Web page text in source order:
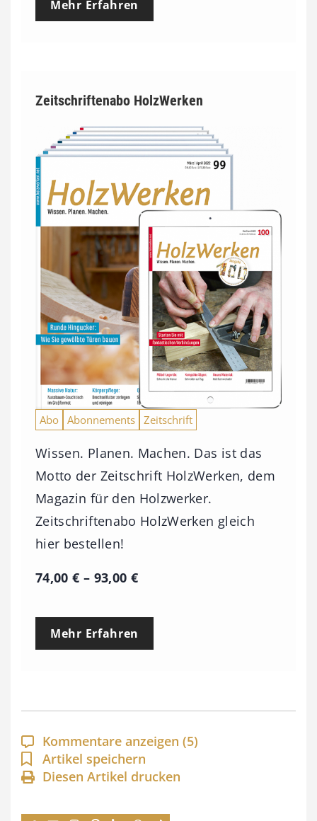
Mehr Erfahren
Zeitschriftenabo HolzWerken
Abo Abonnements Zeitschrift
Wissen. Planen. Machen. Das ist das
Motto der Zeitschrift HolzWerken, dem
Magazin für den Holzwerker.
Zeitschriftenabo HolzWerken gleich
hier bestellen!
74,00€ – 93,00 €P
e
p
a
n
n
Mehr Erfahren
Kommentare anzeigen (5)
Artikel speichern
Diesen Artikel drucken